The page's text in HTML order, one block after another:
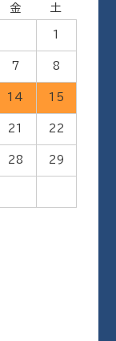
金 土
7 8
14 15
21 22
28 29